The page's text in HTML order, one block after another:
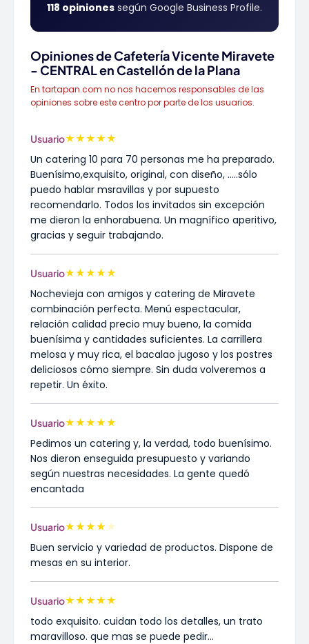
118 opiniones según Google Business Profile.
Opiniones de Cafetería Vicente Miravete
- CENTRAL en Castellón de la Plana
En tartapan.com no nos hacemos responsables de las
opiniones sobre este centro por parte de los usuarios.
Usuario★★★★★
Un catering 10 para 70 personas me ha preparado.
Buenísimo,exquisito, original, con diseño, .....sólo
puedo hablar msravillas y por supuesto
recomendarlo. Todos los invitados sin excepción
me dieron la enhorabuena. Un magnífico aperitivo,
gracias y seguir trabajando.
Usuario★★★★★
Nochevieja con amigos y catering de Miravete
combinación perfecta. Menú espectacular,
relación calidad precio muy bueno, la comida
buenísima y cantidades suficientes. La carrillera
melosa y muy rica, el bacalao jugoso y los postres
deliciosos cómo siempre. Sin duda volveremos a
repetir. Un éxito.
Usuario★★★★★
Pedimos un catering y, la verdad, todo buenísimo.
Nos dieron enseguida presupuesto y variando
según nuestras necesidades. La gente quedó
encantada
Usuario★★★★ ★
Buen servicio y variedad de productos. Dispone de
mesas en su interior.
Usuario★★★★★
todo exquisito. cuidan todo los detalles, un trato
maravilloso. que mas se puede pedir...